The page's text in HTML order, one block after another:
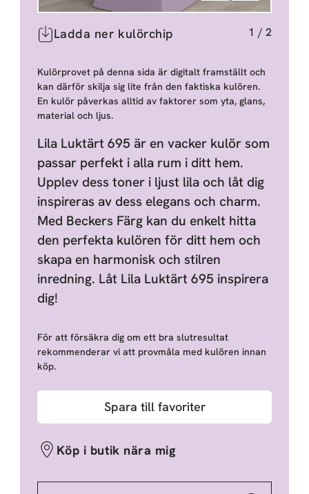
Ladda ner kulörchip 1 / 2
Kulörprovet på denna sida är digitalt framställt och
kan därför skilja sig lite från den faktiska kulören.
En kulör påverkas alltid av faktorer som yta, glans,
material och ljus.
Lila Luktärt 695 är en vacker kulör som
passar perfekt i alla rum i ditt hem.
Upplev dess toner i ljust lila och låt dig
inspireras av dess elegans och charm.
Med Beckers Färg kan du enkelt hitta
den perfekta kulören för ditt hem och
skapa en harmonisk och stilren
inredning. Låt Lila Luktärt 695 inspirera
dig!
För att försäkra dig om ett bra slutresultat
rekommenderar vi att provmåla med kulören innan
köp.
Spara till favoriter
Köp i butik nära mig